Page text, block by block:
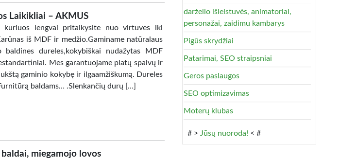
Laikikliai – AKMUS
kuriuos lengvai pritaikysite nuo virtuves iki
iš MDF ir medžio.Gaminame natūralaus
dureles,kokybiškai nudažytas MDF
Mes garantuojame platų spalvų ir
gaminio kokybę ir ilgaamžiškumą. Dureles
baldams… .Slenkančių durų […]
miegamojo lovos
darželio išleistuvės, animatoriai,
personažai, zaidimu kambarys
Pigūs skrydžiai
Patarimai, SEO straipsniai
Geros paslaugos
SEO optimizavimas
Moterų klubas
# > Jūsų nuoroda! < #